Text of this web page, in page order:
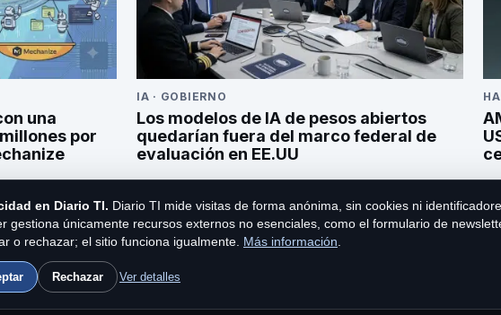
una
por
IA · GOBIERNO
Los modelos de IA de pesos abiertos
quedarían fuera del marco federal de
evaluación en EE.UU
Diario TI es una publicación de
en Diario TI. Diario TI mide visitas de forma anónima, sin cookies ni
gestiona únicamente recursos externos no esenciales, como el formulario de
o rechazar; el sitio funciona igualmente. Más información
Rechazar Ver detalles